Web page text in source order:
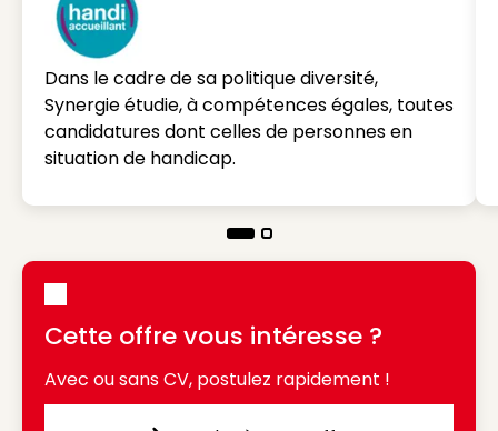
Dans le cadre de sa politique diversité,
Synergie étudie, à compétences égales, toutes
candidatures dont celles de personnes en
situation de handicap.
Cette offre vous intéresse ?
Avec ou sans CV, postulez rapidement !